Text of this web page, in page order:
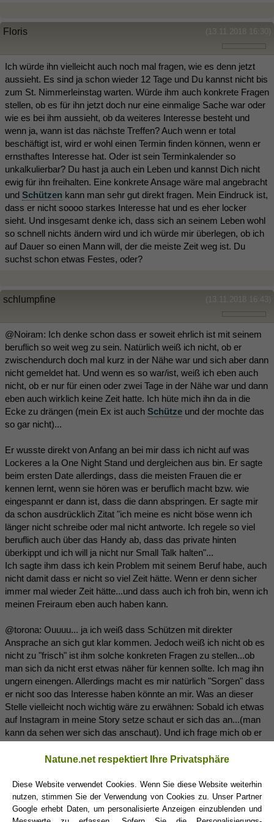
(13.11.2018 16:30)
Floris
Ich würde ihn vielleicht auch noch mal fragen, wie es denn jetzt
aussieht. Es sind ja schon wieder 12 Tage und Du kannst nicht bis
zum St. Nimmerleinstag warten. Würde ihm auch konkrete Fragen
stellen, ob es für ihn jetzt doch nur eine einmalige Sache war oder
wie es bei ihm aussieht, ob da weiteres Interesse besteht und
wenn ja, wann ist das nächste Treffen? Auch wenn er total
beschäftigt ist, wird er wohl einen Termin finden können, wenn er
ernsthaftes Interesse hat. Oder ist sein Terminkalender so
unkalkulierbar? Du hast ja auch ein Leben und kannst Dich nicht
ewig für ihn freihalten. Eine konkrete Ansage wäre mal angebracht
und Schützen kann man sehr gut direkt fragen. Mein Eindruck ist,
dass er nicht soooo starkes Interesse hat und es eher locker
sieht. Und insgesamt denke ich, dass sich an seinem Leben wohl
so schnell nichts ändern wird und ich würde mir überlegen, ob ich
auf Dauer so einen Mann will, der die meiste Zeit weg ist. Du
suchst schon etwas Festes, oder?
(13.11.2018 16:43)
schlumpfine
@Noiram: Ich denke schon dass er soweit ehrlich ist mit seinem
beruflich so weit weg zu sein. Natürlich weiß ich nicht, ob er
zwischendurch doch mal kurz in der Nähe war und sich aber dann
nicht gemeldet hat. Und wenn es so war/ist, weiß ich eben auch
nicht, ob er nur für einen oder zwei Tage in der Nähe war und dann
eben auch wirklich keine Zeit hatte. Ich hüte mich ihn da in die
Ecke zu drängen (mein Ex ist auch Schütze und der mochte das
so gar nicht)...
Er wusste direkt von Anfang an bei mir dass ich nicht auf was
Lockeres a la One Night Stand und dergleichen aus bin. Er sagte
beim ersten Date allerdings, dass die meisten Frauen die er
kennen lernt, wenn sie hören was er beruflich macht bzw. wie
eingespannt er dann ist, dass die dann abspringen. Er sagte mir
da schon ausdrücklich Zitat "ich meine es nicht böse wenn ich
länger nicht schreibe oder mal nicht antworte. Ich regele so viel
beruflich auch über das Handy ab, dass das private hinten
überkippt und ich will ja nicht nur Small Talk halten"...
Ich sagte ihm dass ich kein Problem mit seinem Beruf habe, auch
nicht damit dass er nicht so viel Zeit hätte. Wenn er denn sicher
immer mal wieder Zeit hätte...und dass auch ich froh bin, wenn ich
meinen Freiraum eben auch haben kann.
@torona: Ouuuu... ja ich weiß dass Schützen mit direkter
Ansprache an sich gut klar kommen. Jedoch weiß ich nicht ob es
nicht zu "frisch" ist ihm solche konkreten Fragen zu stellen...ob
man sich da nicht erst etwas näher für kennen sollte. Ich mag ihn
ungern einengen. Allerdings macht es mir natürlich "Sorgen" dass
er nicht soo das Interesse haben könnte an mir. Was an dieser
Stelle vielleicht noch wichtig wäre zu erwähnen: Sobald ich etwas
auf Instagram in meine Story setze schaut er sich das an...(man
kann da sehen wer sich das anschaut). Und ich frage mich ob er
hätte...zuletzt erst gestern war er wieder drauf.
(13.11.2018 16:48)
Noiram
Natune.net respektiert Ihre Privatsphäre
Diese Website verwendet Cookies. Wenn Sie diese Website weiterhin
nutzen, stimmen Sie der Verwendung von Cookies zu. Unser Partner
Google erhebt Daten, um personalisierte Anzeigen einzublenden und